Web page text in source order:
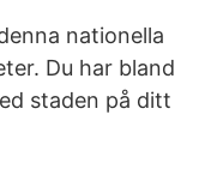
nationella
Du har bland
staden på ditt